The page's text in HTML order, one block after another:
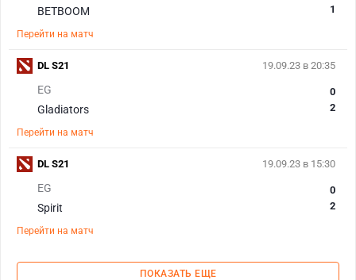
BETBOOM
1
Перейти на матч
19.09.23 в 20:35
EG
Gladiators
0
2
Перейти на матч
DL S21
19.09.23 в 15:30
EG
Spirit
0
2
Перейти на матч
DL S21
ПОКАЗАТЬ ЕЩЕ